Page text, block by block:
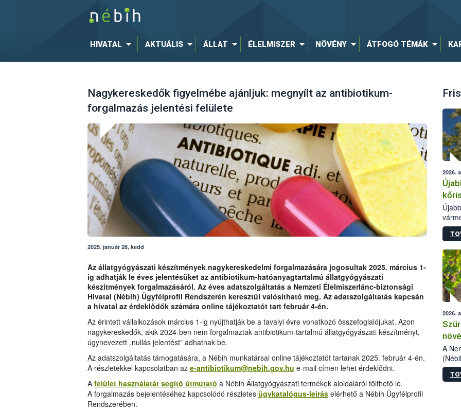
HIVATAL AKTUÁLIS ÁLLAT ÉLELMISZER NÖVÉNY ÁTFOGÓ TÉMÁK
Nagykereskedők figyelmébe ajánljuk: megnyílt az antibiotikum-
forgalmazás jelentési felülete
2025. január 28, kedd
Az állatgyógyászati készítmények nagykereskedelmi forgalmazására jogosultak 2025. március 1-
ig adhatják le éves jelentésüket az antibiotikum-hatóanyagtartalmú állatgyógyászati
készítmények forgalmazásáról. Az éves adatszolgáltatás a Nemzeti Élelmiszerlánc-biztonsági
Hivatal (Nébih) Ügyfélprofil Rendszerén keresztül valósítható meg. Az adatszolgáltatás kapcsán
a hivatal az érdeklődők számára online tájékoztatót tart február 4-én.
Az érintett vállalkozások március 1-ig nyújthatják be a tavalyi évre vonatkozó összefoglalójukat. Azon
nagykereskedők, akik 2024-ben nem forgalmaztak antibiotikum-tartalmú állatgyógyászati készítményt,
úgynevezett „nullás jelentést” adhatnak be.
Az adatszolgáltatás támogatására, a Nébih munkatársai online tájékoztatót tartanak 2025. február 4-én.
A részletekkel kapcsolatban az e-antibiotikum@nebih.gov.hu e-mail címen lehet érdeklődni.
A felület használatát segítő útmutató a Nébih Állatgyógyászati termékek aloldaláról tölthető le.
A forgalmazás bejelentéséhez kapcsolódó részletes ügykatalógus-leíráselérhető a Nébih Ügyfélprofil
Rendszerében.
2026.
2026.
A